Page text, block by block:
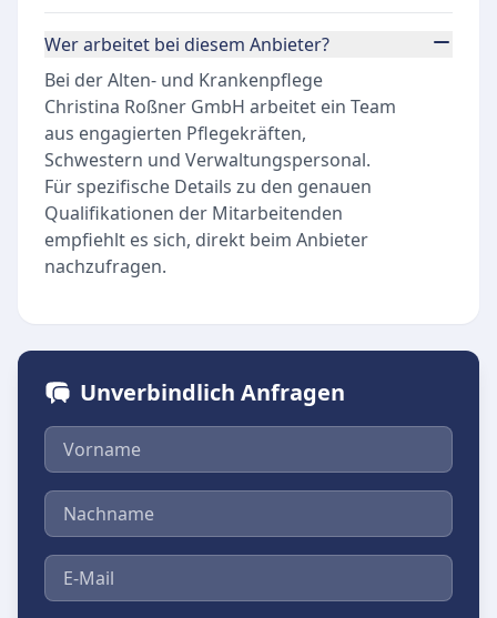
Wer arbeitet bei diesem Anbieter?
Bei der Alten- und Krankenpflege
Christina Roßner GmbH arbeitet ein Team
aus engagierten Pflegekräften,
Schwestern und Verwaltungspersonal.
Für spezifische Details zu den genauen
Qualifikationen der Mitarbeitenden
empfiehlt es sich, direkt beim Anbieter
nachzufragen.
Unverbindlich Anfragen
Vorname
Nachname
E-Mail